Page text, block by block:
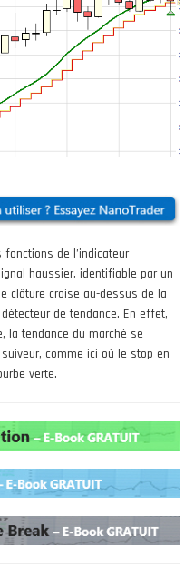
de l’indicateur
haussier, identifiable par un
clôture croise au-dessus de la
de tendance. En effet,
la tendance du marché se
comme ici où le stop en
verte.